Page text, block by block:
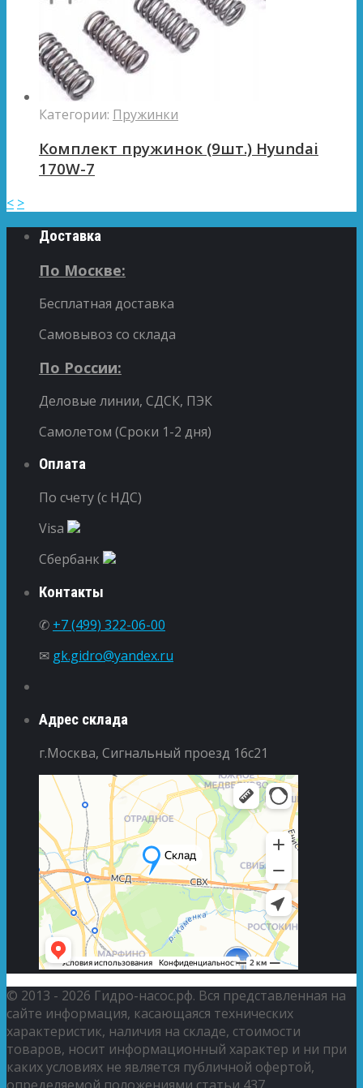
Категории: Пружинки
Комплект пружинок (9шт.) Hyundai
170W-7
< >
Доставка
По Москве:
Бесплатная доставка
Самовывоз со склада
По России:
Деловые линии, СДСК, ПЭК
Самолетом (Сроки 1-2 дня)
Оплата
По счету (с НДС)
Visa
Сбербанк
Контакты
✆ +7 (499) 322-06-00
✉ gk.gidro@yandex.ru
Адрес склада
г.Москва, Сигнальный проезд 16с21
© 2013 - 2026 Гидро-насос.рф. Вся представленная на
сайте информация, касающаяся технических
характеристик, наличия на складе, стоимости
товаров, носит информационный характер и ни при
каких условиях не является публичной офертой,